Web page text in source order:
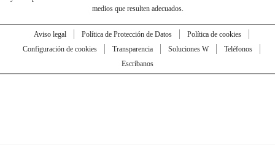
medios que resulten adecuados.
Aviso legal Política de Protección de Datos
Política de cookies
Configuración de cookies
Transparencia Soluciones W
Teléfonos
Escríbanos